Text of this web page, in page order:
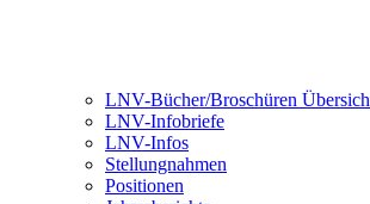
LNV-Bücher/Broschüren
LNV-Infobriefe
LNV-Infos
Stellungnahmen
Positionen